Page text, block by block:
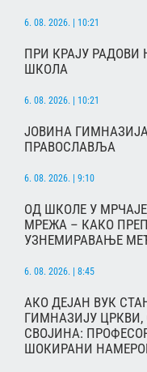
6. 08. 2026. | 10:21
ПРИ КРАЈУ РАДОВИ
ШКОЛА
6. 08. 2026. | 10:21
ЈОВИНА
ПРАВОСЛАВЉА
6. 08. 2026. | 9:10
ОД ШКОЛЕ У
МРЕЖА – КАКО
УЗНЕМИРАВАЊЕ
6. 08. 2026. | 8:45
АКО ДЕЈАН ВУК
ГИМНАЗИЈУ
СВОЈИНА:
ШОКИРАНИ